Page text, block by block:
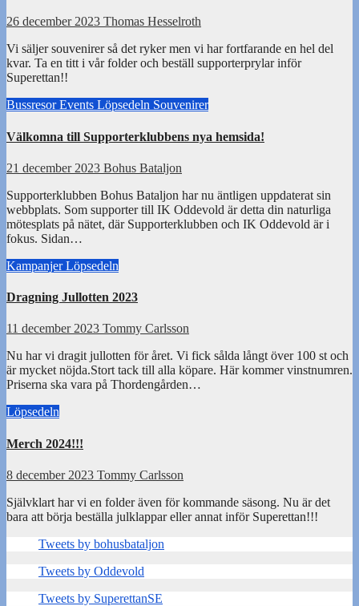
26 december 2023 Thomas Hesselroth
Vi säljer souvenirer så det ryker men vi har fortfarande en hel del
kvar. Ta en titt i vår folder och beställ supporterprylar inför
Superettan!!
BussresorEvents Löpsedeln Souvenirer
Välkomna till Supporterklubbens nya hemsida!
21 december 2023 Bohus Bataljon
Supporterklubben Bohus Bataljon har nu äntligen uppdaterat sin
webbplats. Som supporter till IK Oddevold är detta din naturliga
mötesplats på nätet, där Supporterklubben och IK Oddevold är i
fokus. Sidan…
KampanjerLöpsedeln
Dragning Jullotten 2023
11 december 2023 Tommy Carlsson
Nu har vi dragit jullotten för året. Vi fick sålda långt över 100 st och
är mycket nöjda.Stort tack till alla köpare. Här kommer vinstnumren.
Priserna ska vara på Thordengården…
Löpsedeln
Merch 2024!!!
8 december 2023 Tommy Carlsson
Självklart har vi en folder även för kommande säsong. Nu är det
bara att börja beställa julklappar eller annat inför Superettan!!!
Tweets by bohusbataljon
Tweets by Oddevold
Tweets by SuperettanSE